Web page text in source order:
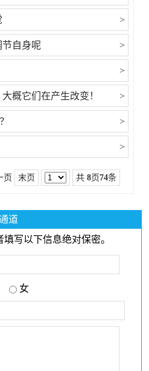
>
>
自身呢
>
>
概它们在产生改变！
>
>
页 末页 共8页74条
道
写以下信息绝对保密。
女